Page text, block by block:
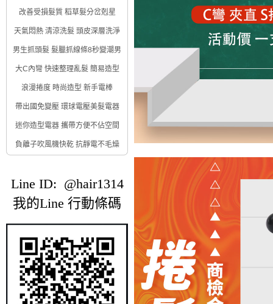
改善受損髮質 稻草髮分岔剋星
天氣悶熱 清涼洗髮 頭皮深層洗淨
男生抓頭髮 髮臘抓線條8秒變潮男
大C內彎 快速整理亂髮 簡易造型
浪漫捲度 時尚造型 新手電棒
帶出國免變壓 環球電壓美髮電器
迷你造型電器 攜帶方便不佔空間
負離子吹風機快乾 抗靜電不毛燥
Line ID: @hair1314
我的Line 行動條碼